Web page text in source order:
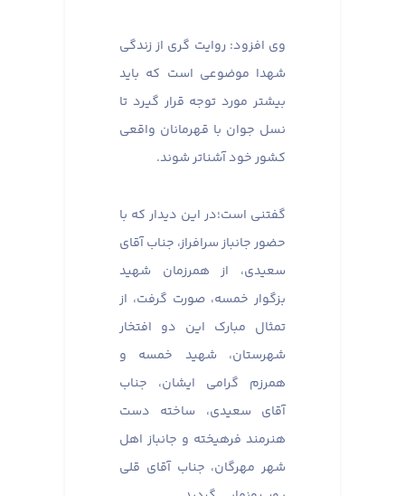
وی افزود: روایت گری از زندگی
شهدا موضوعی است که باید
بیشتر مورد توجه قرار گیرد تا
نسل جوان با قهرمانان واقعی
کشور خود آشناتر شوند. ​​​​​​​
گفتنی است؛در این دیدار که با
حضور جانباز سرافراز، جناب آقای
سعیدی، از همرزمان شهید
بزگوار خمسه، صورت گرفت، از
تمثال مبارک این دو افتخار
شهرستان، شهید خمسه و
همرزم گرامی‌ ایشان، جناب
آقای سعیدی، ساخته دست
هنرمند فرهیخته و جانباز اهل
شهر مهرگان، جناب آقای قلی